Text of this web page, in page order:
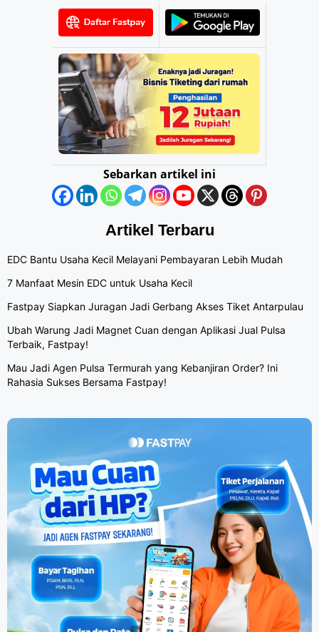
Sebarkan artikel ini
Artikel Terbaru
EDC Bantu Usaha Kecil Melayani Pembayaran Lebih Mudah
7 Manfaat Mesin EDC untuk Usaha Kecil
Fastpay Siapkan Juragan Jadi Gerbang Akses Tiket Antarpulau
Ubah Warung Jadi Magnet Cuan dengan Aplikasi Jual Pulsa
Terbaik, Fastpay!
Mau Jadi Agen Pulsa Termurah yang Kebanjiran Order? Ini
Rahasia Sukses Bersama Fastpay!